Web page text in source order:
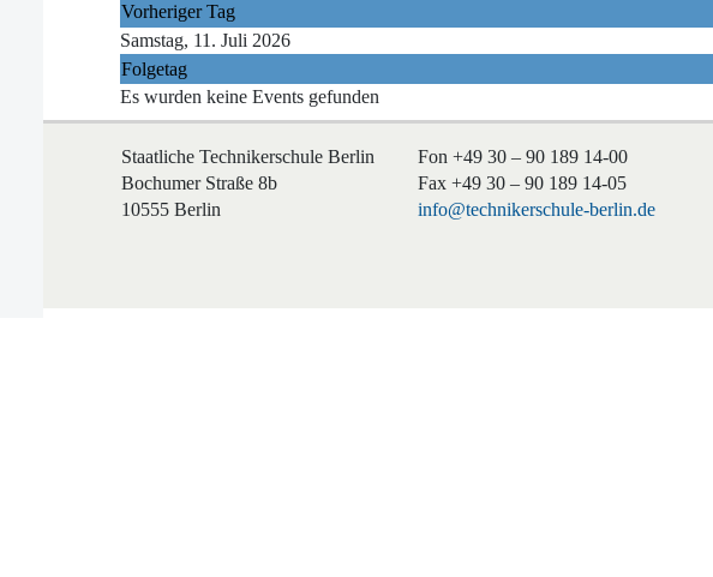
Vorheriger Tag
Samstag, 11. Juli 2026
Folgetag
Es wurden keine Events gefunden
Staatliche Technikerschule Berlin
Bochumer Straße 8b
10555 Berlin
Fon +49 30 – 90 189 14-00
Fax +49 30 – 90 189 14-05
info@technikerschule-berlin.de